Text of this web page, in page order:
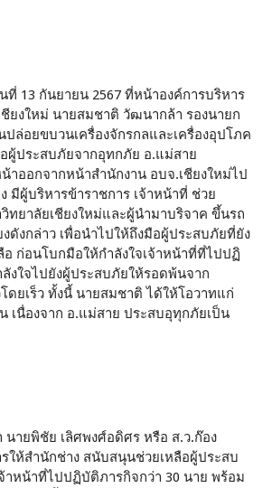
นที่ 13 กันยายน 2567 ที่หน้าองค์การบริหาร
ยงใหม่ นายสมชาติ วัฒนากล้า รองนายก
ปล่อยขบวนเครื่องจักรกลและเครื่องอุปโภค
ผู้ประสบภัยจากอุทกภัย อ.แม่สาย
าออกจากหน้าสำนักงาน อบจ.เชียงใหม่ไป
มีผู้บริหารข้าราชการ เจ้าหน้าที่ ช่วย
วิทยาลัยเชียงใหม่และผู้นำมาบริจาค ขึ้นรถ
ดังกล่าว เพื่อนำไปให้ถึงมือผู้ประสบภัยที่ยัง
อ ก่อนโบกมือให้กำลังใจเจ้าหน้าที่ที่ไปปฏิ
งใจไปยังผู้ประสบภัยให้รอดพ้นจาก
ดยเร็ว ทั้งนี้ นายสมชาติ ได้ให้โอวาทแก่
เนื่องจาก อ.แม่สาย ประสบอุทุกภัยเป็น
นายพิชัย เลิศพงศ์อดิศร หรือ ส.ว.ก๊อง
ให้สำนักช่าง สนับสนุนช่วยเหลือผู้ประสบ
าหน้าที่ไปปฏิบัติภารกิจกว่า 30 นาย พร้อม